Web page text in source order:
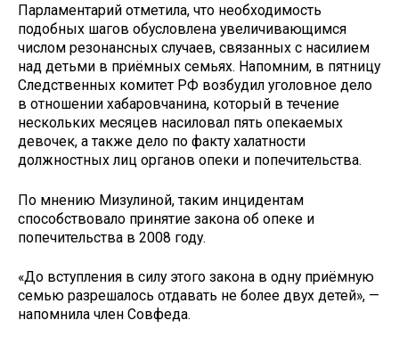
Парламентарий отметила, что необходимость
подобных шагов обусловлена увеличивающимся
числом резонансных случаев, связанных с насилием
над детьми в приёмных семьях. Напомним, в пятницу
Следственных комитет РФ возбудил уголовное дело
в отношении хабаровчанина, который в течение
нескольких месяцев насиловал пять опекаемых
девочек, а также дело по факту халатности
должностных лиц органов опеки и попечительства.
По мнению Мизулиной, таким инцидентам
способствовало принятие закона об опеке и
попечительства в 2008 году.
«До вступления в силу этого закона в одну приёмную
семью разрешалось отдавать не более двух детей», —
напомнила член Совфеда.